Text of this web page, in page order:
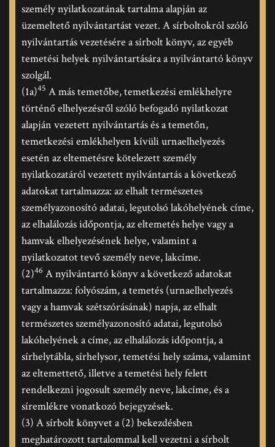
személy nyilatkozatának tartalma alapján az
üzemeltető nyilvántartást vezet. A sírboltokról szóló
nyilvántartás vezetésére a sírbolt könyv, az egyéb
temetési helyek nyilvántartására a nyilvántartó könyv
szolgál.
(1a)45 A más temetőbe, temetkezési emlékhelyre
történő elhelyezésről szóló befogadó nyilatkozat
alapján vezetett nyilvántartás és a temetőn,
temetkezési emlékhelyen kívüli urnaelhelyezés
esetén az eltemetésre kötelezett személy
nyilatkozatáról vezetett nyilvántartás a következő
adatokat tartalmazza: az elhalt természetes
személyazonosító adatai, legutolsó lakóhelyének címe,
az elhalálozás időpontja, az eltemetés helye vagy a
hamvak elhelyezésének helye, valamint a
nyilatkozatot tevő személy neve, lakcíme.
(2)46 A nyilvántartó könyv a következő adatokat
tartalmazza: folyószám, a temetés (urnaelhelyezés
vagy a hamvak szétszórásának) napja, az elhalt
természetes személyazonosító adatai, legutolsó
lakóhelyének a címe, az elhalálozás időpontja, a
sírhelytábla, sírhelysor, temetési hely száma, valamint
az eltemettető, illetve a temetési hely felett
rendelkezni jogosult személy neve, lakcíme, és a
síremlékre vonatkozó bejegyzések.
(3) A sírbolt könyvet a (2) bekezdésben
meghatározott tartalommal kell vezetni a sírbolt